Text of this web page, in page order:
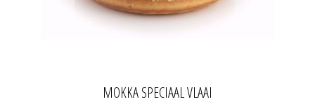
MOKKA SPECIAAL VLAAI